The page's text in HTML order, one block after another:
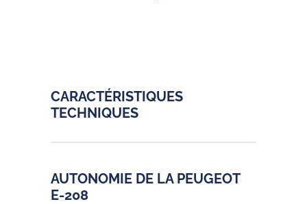
CARACTÉRISTIQUES
TECHNIQUES
AUTONOMIE DE LA PEUGEOT
E-208